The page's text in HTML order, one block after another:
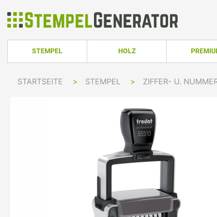
STEMPEL
TRODAT PROFESSIONAL LINE
TRODAT PROFESSIONAL DATER
PRINTY Z. SELBER SETZEN
COLOP POCKET
COLOP CLASSIC
COLOP CLASSIC
HOLZ
HOLZSTEMPEL OVAL
STARTSEITE > STEMPEL > ZIFFER- U.